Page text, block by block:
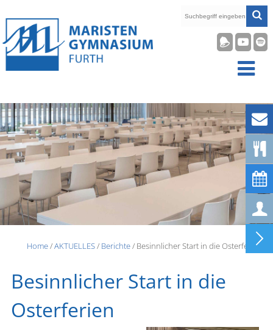





Home/AKTUELLES/ Berichte/ Besinnlicher Start in die Osterferien
Besinnlicher Start in die
Osterferien




